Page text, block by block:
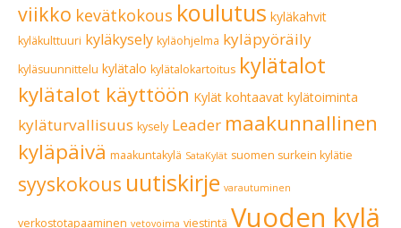
viikko kevätkokous koulutus kyläkahvit
kyläkulttuuri kyläkysely kyläohjelma kyläpyöräily
kyläsuunnittelu kylätalo kylätalokartoitus kylätalot
kylätalot käyttöön Kylät kohtaavat kylätoiminta
kyläturvallisuus kysely Leader maakunnallinen
kyläpäivä maakuntakylä SataKylät suomen surkein kylätie
syyskokous uutiskirje varautuminen
verkostotapaaminen vetovoima viestintä Vuoden kylä